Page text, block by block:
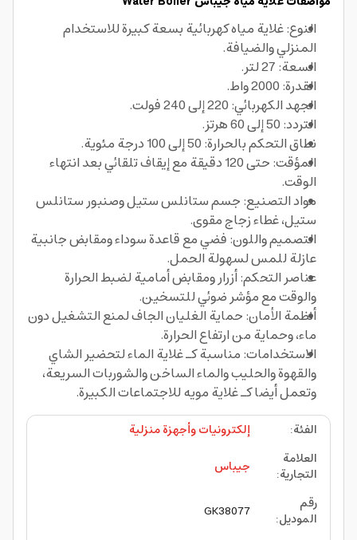
النوع: غلاية مياه كهربائية بسعة كبيرة للاستخدام
المنزلي والضيافة.
السعة: 27 لتر.
القدرة: 2000 واط.
الجهد الكهربائي: 220 إلى 240 فولت.
التردد: 50 إلى 60 هرتز.
نطاق التحكم بالحرارة: 50 إلى 100 درجة مئوية.
المؤقت: حتى 120 دقيقة مع إيقاف تلقائي بعد انتهاء
الوقت.
مواد التصنيع: جسم ستانلس ستيل وصنبور ستانلس
ستيل، غطاء زجاج مقوى.
التصميم واللون: فضي مع قاعدة سوداء ومقابض جانبية
عازلة للمس لسهولة الحمل.
عناصر التحكم: أزرار ومقابض أمامية لضبط الحرارة
والوقت مع مؤشر ضوئي للتسخين.
أنظمة الأمان: حماية الغليان الجاف لمنع التشغيل دون
ماء، وحماية من ارتفاع الحرارة.
الاستخدامات: مناسبة كـ غلاية الماء لتحضير الشاي
والقهوة والحليب والماء الساخن والشوربات السريعة،
وتعمل أيضا كـ غلاية مويه للاجتماعات الكبيرة.
الفئة:
إلكترونيات وأجهزة منزلية
العلامة
التجارية:
جيباس
رقم
الموديل:
GK38077